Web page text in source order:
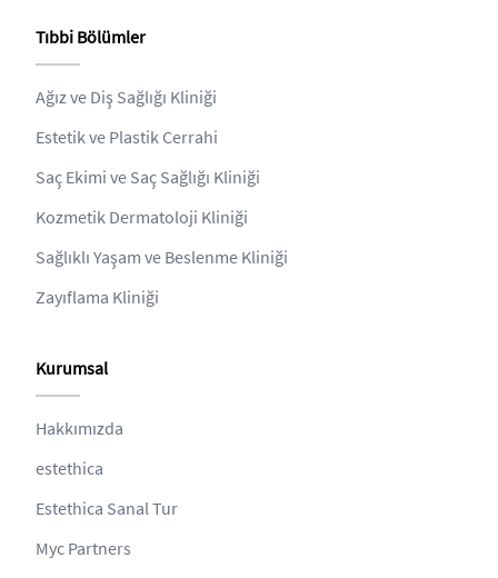
Tıbbi Bölümler
Ağız ve Diş Sağlığı Kliniği
Estetik ve Plastik Cerrahi
Saç Ekimi ve Saç Sağlığı Kliniği
Kozmetik Dermatoloji Kliniği
Sağlıklı Yaşam ve Beslenme Kliniği
Zayıflama Kliniği
Kurumsal
Hakkımızda
estethica
Estethica Sanal Tur
Myc Partners